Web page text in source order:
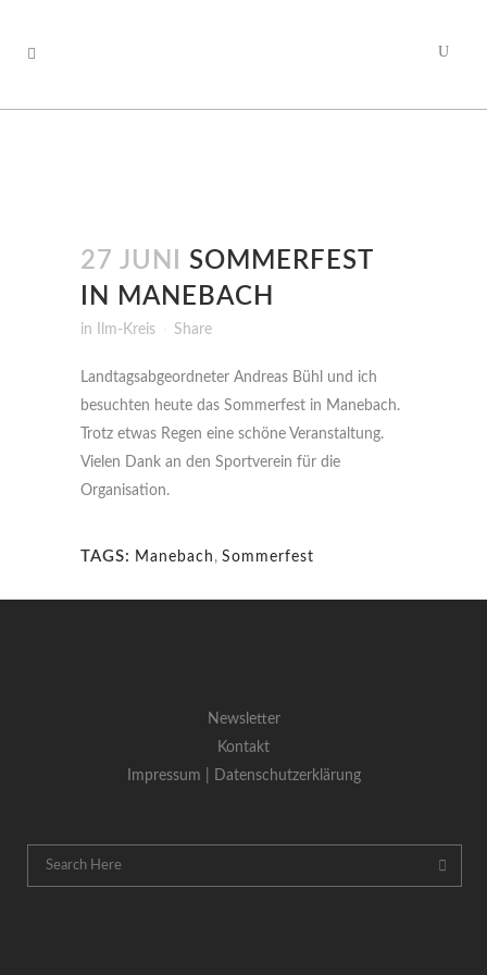
27 JUNI
SOMMERFEST
IN MANEBACH
in Ilm-Kreis Share
Landtagsabgeordneter Andreas Bühl und ich
besuchten heute das Sommerfest in Manebach.
Trotz etwas Regen eine schöne Veranstaltung.
Vielen Dank an den Sportverein für die
Organisation.
TAGS: Manebach , Sommerfest
Newsletter
Kontakt
Impressum |
Datenschutzerklärung